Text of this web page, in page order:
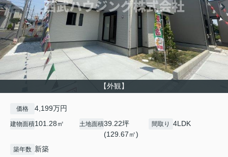
【外観】
価格 4,199万円
建物面積101.28㎡ 土地面積39.22坪
(129.67㎡)
間取り 4LDK
築年数 新築